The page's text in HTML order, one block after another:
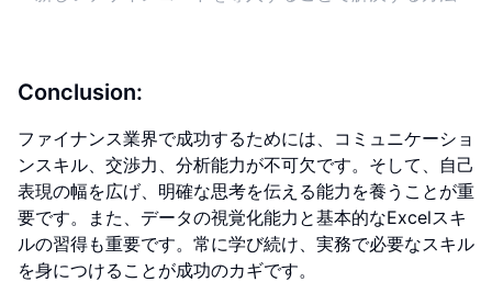
Conclusion:
ファイナンス業界で成功するためには、コミュニケーショ
ンスキル、交渉力、分析能力が不可欠です。そして、自己
表現の幅を広げ、明確な思考を伝える能力を養うことが重
要です。また、データの視覚化能力と基本的なExcelスキ
ルの習得も重要です。常に学び続け、実務で必要なスキル
を身につけることが成功のカギです。